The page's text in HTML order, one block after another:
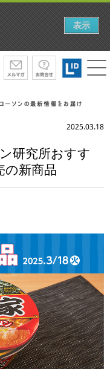
2025.03.18
研究所おすす
の新商品
表示